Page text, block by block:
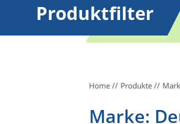
Produktfilter
Home Produkte
Marke: